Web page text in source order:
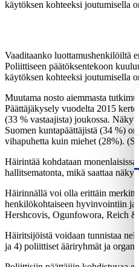
käytöksen kohteeksi joutumisella
Vaaditaanko luottamushenkilöiltä
Poliittiseen päätöksentekoon
käytöksen kohteeksi joutumisella
Muutama nosto aiemmasta
Päättäjäkysely vuodelta 2015
(33 % vastaajista) joukossa.
Suomen kuntapäättäjistä (34 %)
vihapuhetta kuin miehet (28%).
Häirintää kohdataan
hallitsematonta, mikä saattaa
Häirinnällä voi olla erittäin
henkilökohtaiseen hyvinvointiin
Hershcovis, Ogunfowora, Reich
Häiritsijöistä voidaan tunnistaa
ja 4) poliittiset ääriryhmät ja